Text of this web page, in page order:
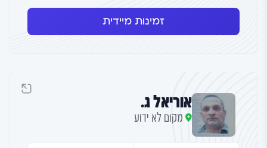
זמינות מיידית
אוריאל ג.
מקום לא ידוע